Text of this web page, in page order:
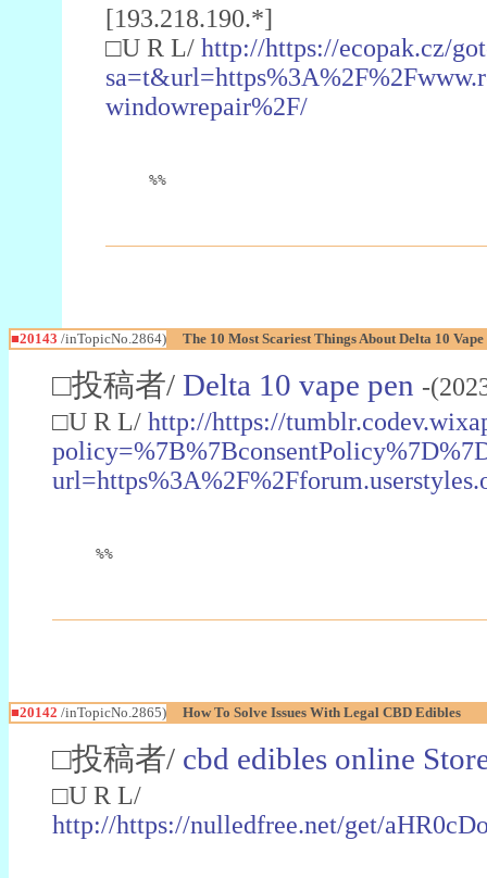
[193.218.190.*]
□U R L/ http://https://ecopak.cz/
windowrepair%2F/
%%
■20143 /inTopicNo.2864) The 10 Most Scariest Things About Delta 10 Vape
□投稿者/ Delta 10 vape pen -
□U R L/ http://https://
%%
■20142 /inTopicNo.2865) How To Solve Issues With Legal CBD Edibles
□投稿者/ cbd edibles online
□U R L/
http://https://nulledfree.net/get/